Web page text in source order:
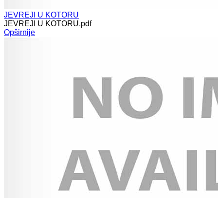
JEVREJI U KOTORU
JEVREJI U KOTORU.pdf
Opširnije